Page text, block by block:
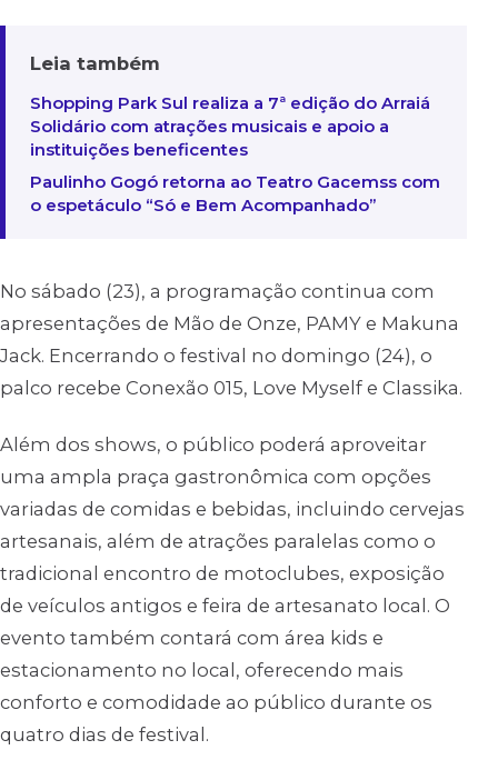
Leia também
Shopping Park Sul realiza a 7ª edição do Arraiá
Solidário com atrações musicais e apoio a
instituições beneficentes
Paulinho Gogó retorna ao Teatro Gacemss com
o espetáculo “Só e Bem Acompanhado”
No sábado (23), a programação continua com
apresentações de Mão de Onze, PAMY e Makuna
Jack. Encerrando o festival no domingo (24), o
palco recebe Conexão 015, Love Myself e Classika.
Além dos shows, o público poderá aproveitar
uma ampla praça gastronômica com opções
variadas de comidas e bebidas, incluindo cervejas
artesanais, além de atrações paralelas como o
tradicional encontro de motoclubes, exposição
de veículos antigos e feira de artesanato local. O
evento também contará com área kids e
estacionamento no local, oferecendo mais
conforto e comodidade ao público durante os
quatro dias de festival.